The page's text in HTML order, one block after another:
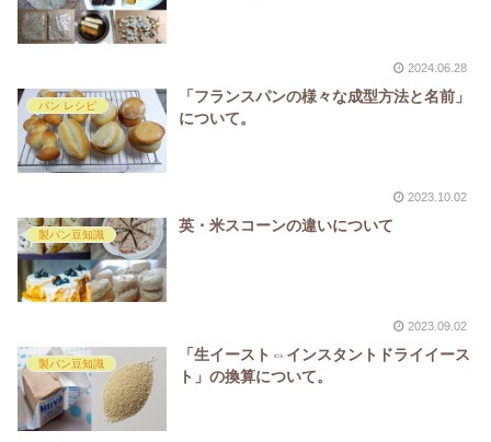
2024.06.28
パン レシピ
「フランスパンの様々な成型方法と名前」
について。
2023.10.02
製パン豆知識
英・米スコーンの違いについて
2023.09.02
製パン豆知識
「生イースト⇔インスタントドライイース
ト」の換算について。